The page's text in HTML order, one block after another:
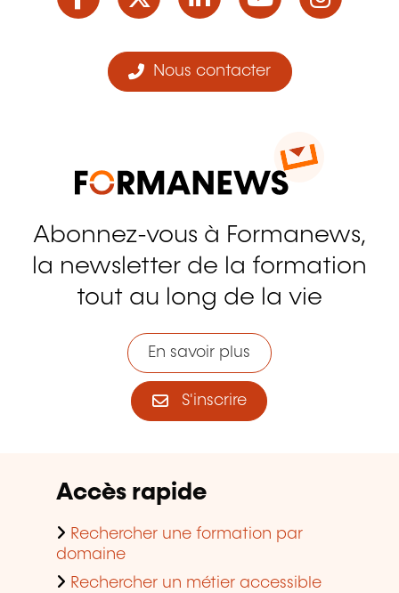
Nous contacter
Abonnez-vous à Formanews,
la newsletter de la formation
tout au long de la vie
En savoir plus
S'inscrire
Accès rapide
Rechercher une formation par
domaine
Rechercher un métier accessible